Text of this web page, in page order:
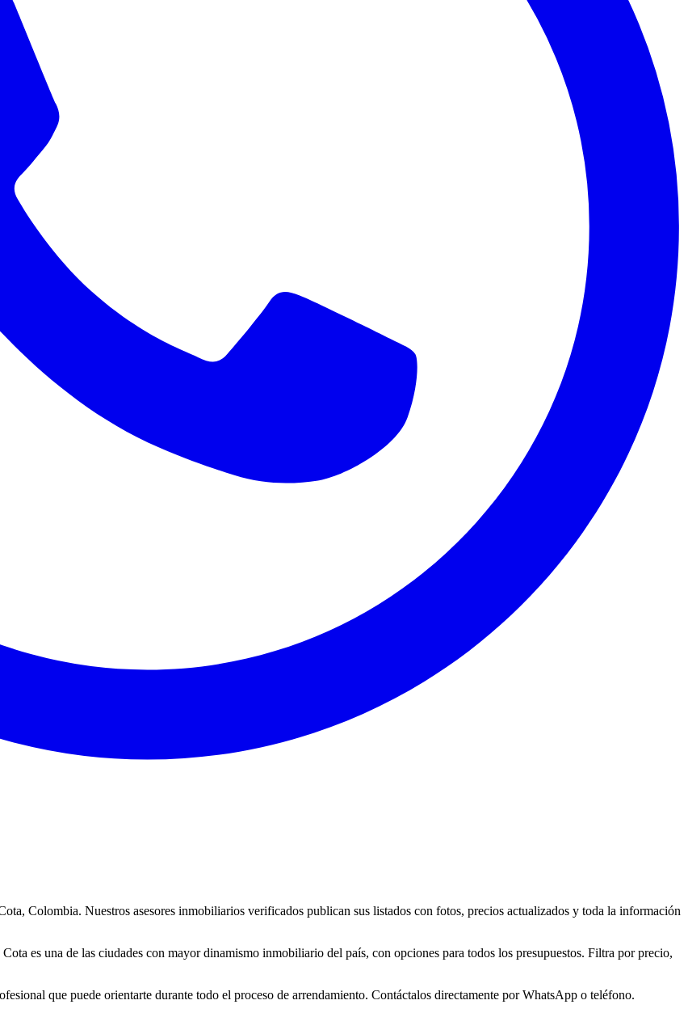
Colombia. Nuestros asesores inmobiliarios verificados publican sus listados con fotos, precios actualizados y toda la información
es una de las ciudades con mayor dinamismo inmobiliario del país, con opciones para todos los presupuestos. Filtra por precio,
que puede orientarte durante todo el proceso de arrendamiento. Contáctalos directamente por WhatsApp o teléfono.